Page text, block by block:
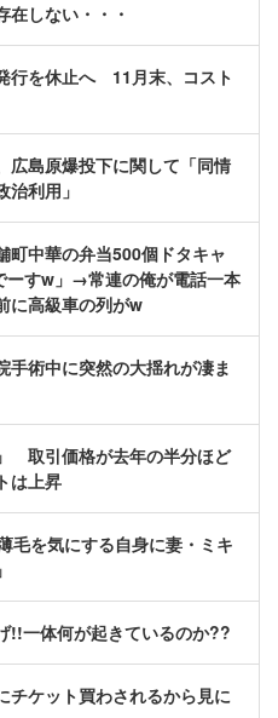
在しない・・・
行を休止へ 11月末、コスト
広島原爆投下に関して「同情
利用」
町中華の弁当500個ドタキャ
ーすw」→常連の俺が電話一本
に高級車の列がw
手術中に突然の大揺れが凄ま
取引価格が去年の半分ほど
は上昇
毛を気にする自身に妻・ミキ
!!一体何が起きているのか??
チケット買わされるから見に